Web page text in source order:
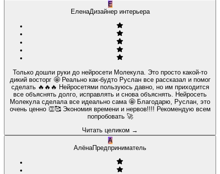
Е
ЕленаДизайнер интерьера
Только дошли руки до нейросети Молекула. Это просто какой-то
дикий восторг 🤩 Реально как-будто Руслан все рассказал и помог
сделать 🔥🔥🔥 Нейросетями пользуюсь давно, но им приходится
все объяснять долго, исправлять и снова объяснять. Нейросеть
Молекула сделала все идеально сама 🤩 Благодарю, Руслан, это
очень ценно 👏🥰 Экономия времени и нервов!!!! Рекомендую всем
попробовать 🚀
Читать целиком →
А
АлёнаПредприниматель